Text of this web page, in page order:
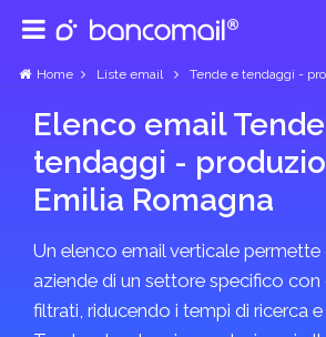
Home Liste email Tende e tendaggi -
Elenco email
tendaggi -
Emilia Romagna
Un elenco email verticale permette
aziende di un settore specifico
filtrati, riducendo i tempi di ricerca